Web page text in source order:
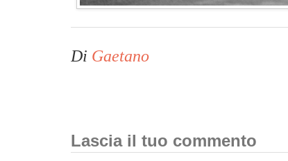
Di Gaetano
Lascia il tuo commento